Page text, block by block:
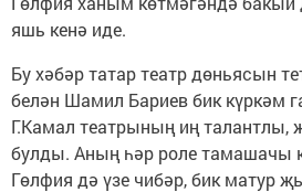
яшь кенә иде.
Бу хәбәр татар театр дөньясын
белән Шамил Бариев бик күркәм
Г.Камал театрының иң
булды. Аның һәр роле тамашачы
Гөлфия дә үзе чибәр, бик матур